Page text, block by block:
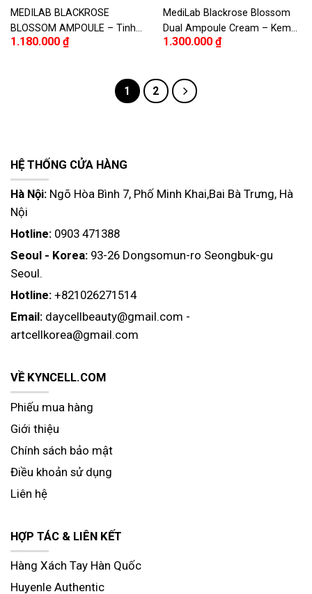
MEDILAB BLACKROSE
BLOSSOM AMPOULE – Tinh
chất dưỡng da hoa hồng đen
1.180.000 ₫
MediLab Blackrose Blossom
Dual Ampoule Cream – Kem
dưỡng cấp ẩm và chăm sóc
1.300.000 ₫
1 2
HỆ THỐNG CỬA HÀNG
Hà Nội: Ngõ Hòa Bình 7, Phố Minh Khai,Bai Bà Trưng, Hà
Nội
Hotline: 0903 471388
Seoul - Korea: 93-26 Dongsomun-ro Seongbuk-gu
Seoul.
Hotline: +821026271514
Email: daycellbeauty@gmail.com -
artcellkorea@gmail.com
VỀ KYNCELL.COM
Phiếu mua hàng
Giới thiệu
Chính sách bảo mật
Điều khoản sử dụng
Liên hệ
HỢP TÁC & LIÊN KẾT
Hàng Xách Tay Hàn Quốc
Huyenle Authentic